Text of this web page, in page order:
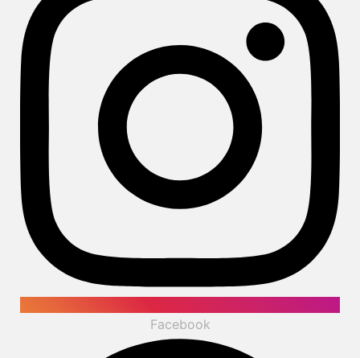
Facebook